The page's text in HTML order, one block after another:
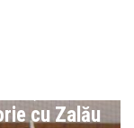
cu Zalău